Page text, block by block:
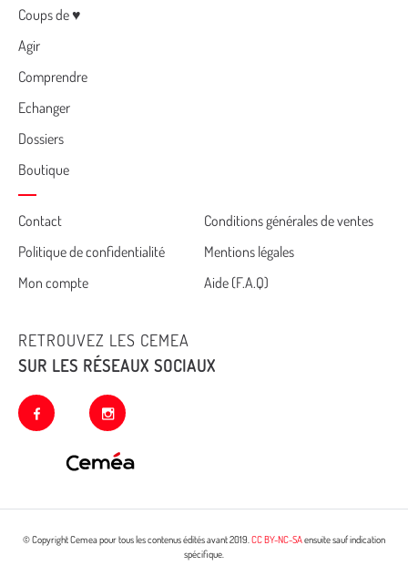
Menu
Coups de ♥
Agir
Comprendre
Echanger
Dossiers
Boutique
Cemea
footer
Contact
Conditions générales de ventes
Politique de confidentialité
Mentions légales
Mon compte
Aide (F.A.Q)
RETROUVEZ LES CEMEA
SUR LES RÉSEAUX SOCIAUX
facebook instagram
© Copyright Cemea pour tous les contenus édités avant 2019.CC BY-NC-SAensuite sauf indication
spécifique.